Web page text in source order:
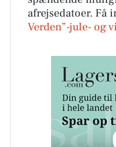
afrejsedatoer. Få
Verden”-jule- og